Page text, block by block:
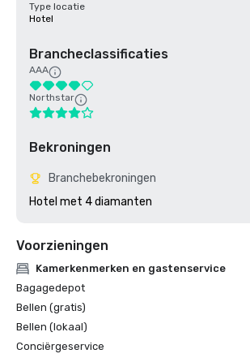
Type locatie
Hotel
Brancheclassificaties
AAA
Northstar
Bekroningen
Branchebekroningen
Hotel met 4 diamanten
Voorzieningen
Kamerkenmerken en gastenservice
Bagagedepot
Bellen (gratis)
Bellen (lokaal)
Conciërgeservice